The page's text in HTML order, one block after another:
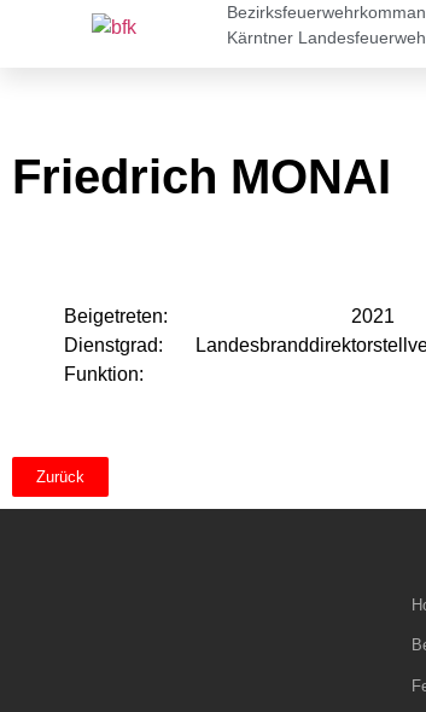
Kärntner
Friedrich MONAI
Beigetreten:
2021
Dienstgrad:
Funktion:
Zurück